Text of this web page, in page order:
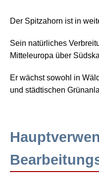
Der Spitzahorn ist in
Sein natürliches
Mitteleuropa über
Er wächst sowohl in
und städtischen